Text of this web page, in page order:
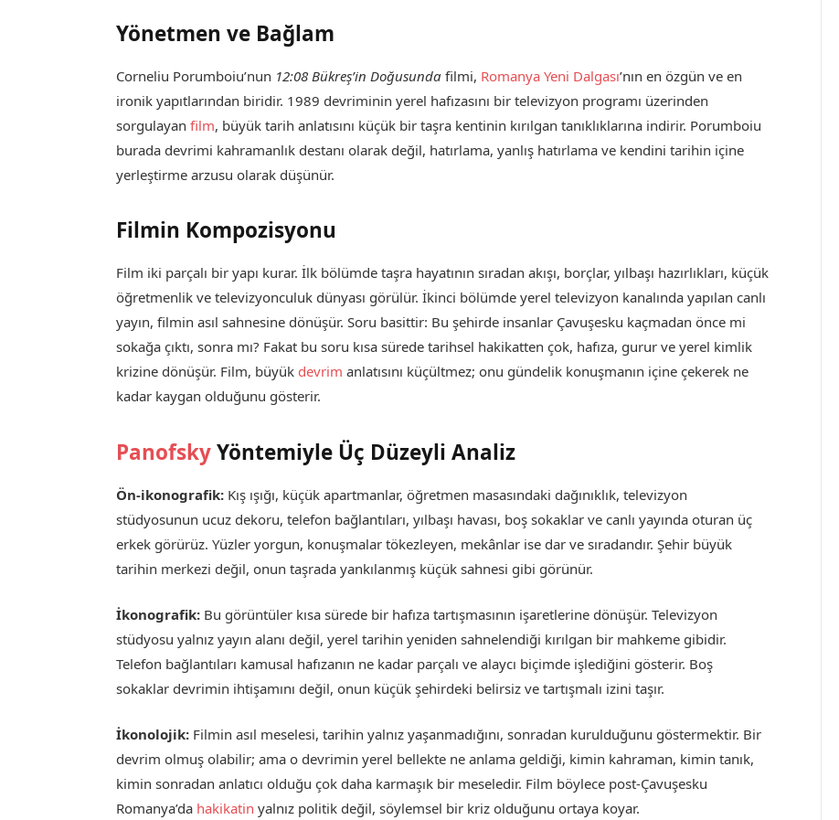
Yönetmen ve Bağlam
Corneliu Porumboiu’nun 12:08 Bükreş’in Doğusunda filmi, Romanya Yeni Dalgası’nın en özgün ve en
ironik yapıtlarından biridir. 1989 devriminin yerel hafızasını bir televizyon programı üzerinden
sorgulayanfilm, büyük tarih anlatısını küçük bir taşra kentinin kırılgan tanıklıklarına indirir. Porumboiu
burada devrimi kahramanlık destanı olarak değil, hatırlama, yanlış hatırlama ve kendini tarihin içine
yerleştirme arzusu olarak düşünür.
Filmin Kompozisyonu
Film iki parçalı bir yapı kurar. İlk bölümde taşra hayatının sıradan akışı, borçlar, yılbaşı hazırlıkları, küçük
öğretmenlik ve televizyonculuk dünyası görülür. İkinci bölümde yerel televizyon kanalında yapılan canlı
yayın, filmin asıl sahnesine dönüşür. Soru basittir: Bu şehirde insanlar Çavuşesku kaçmadan önce mi
sokağa çıktı, sonra mı? Fakat bu soru kısa sürede tarihsel hakikatten çok, hafıza, gurur ve yerel kimlik
krizine dönüşür. Film, büyük devrim anlatısını küçültmez; onu gündelik konuşmanın içine çekerek ne
kadar kaygan olduğunu gösterir.
PanofskyYöntemiyle Üç Düzeyli Analiz
Ön-ikonografik: Kış ışığı, küçük apartmanlar, öğretmen masasındaki dağınıklık, televizyon
stüdyosunun ucuz dekoru, telefon bağlantıları, yılbaşı havası, boş sokaklar ve canlı yayında oturan üç
erkek görürüz. Yüzler yorgun, konuşmalar tökezleyen, mekânlar ise dar ve sıradandır. Şehir büyük
tarihin merkezi değil, onun taşrada yankılanmış küçük sahnesi gibi görünür.
İkonografik: Bu görüntüler kısa sürede bir hafıza tartışmasının işaretlerine dönüşür. Televizyon
stüdyosu yalnız yayın alanı değil, yerel tarihin yeniden sahnelendiği kırılgan bir mahkeme gibidir.
Telefon bağlantıları kamusal hafızanın ne kadar parçalı ve alaycı biçimde işlediğini gösterir. Boş
sokaklar devrimin ihtişamını değil, onun küçük şehirdeki belirsiz ve tartışmalı izini taşır.
İkonolojik: Filmin asıl meselesi, tarihin yalnız yaşanmadığını, sonradan kurulduğunu göstermektir. Bir
devrim olmuş olabilir; ama o devrimin yerel bellekte ne anlama geldiği, kimin kahraman, kimin tanık,
kimin sonradan anlatıcı olduğu çok daha karmaşık bir meseledir. Film böylece post-Çavuşesku
Romanya’da hakikatin yalnız politik değil, söylemsel bir kriz olduğunu ortaya koyar.